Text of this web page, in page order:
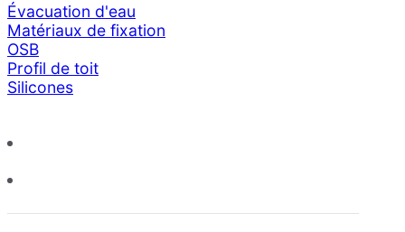
Évacuation d'eau
Matériaux de fixation
OSB
Profil de toit
Silicones